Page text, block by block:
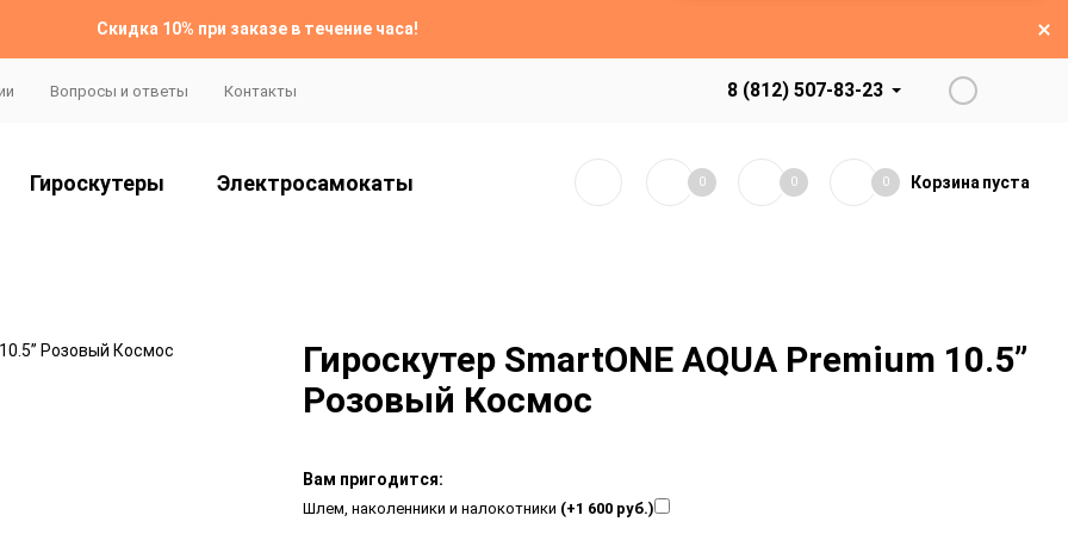
Скидка 10% при заказе в течение часа!
Вопросы и ответы Контакты 8 (812) 507-83-23
Гироскутеры Электросамокаты 0 0 0 Корзина пуста
Гироскутер SmartONE AQUA Premium 10.5”
Розовый Космос
Вам пригодится:
Шлем, наколенники и налокотники (+1 600 руб.)